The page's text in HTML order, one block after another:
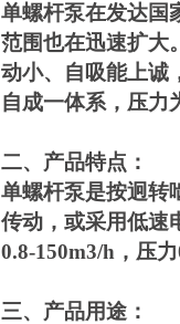
单螺杆泵在发达国
范围也在迅速扩大
动小、自吸能上诚
自成一体系，压
二、产品特点：
单螺杆泵是按迥转
传动，或采用低速
0.8-150m3/h，压
三、产品用途：